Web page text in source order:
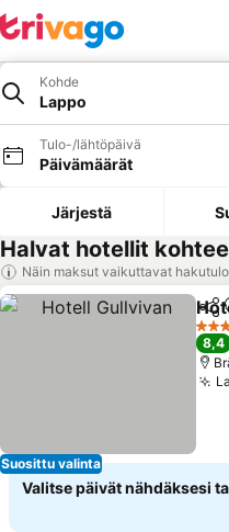
Kohde
Lappo
Tulo-/lähtöpäivä
Päivämäärät
Järjestä
Halvat hotellit
Näin maksut vaikuttavat
Suosittu valinta
Jaa
3
8,4
Valitse päivät nähdäksesi